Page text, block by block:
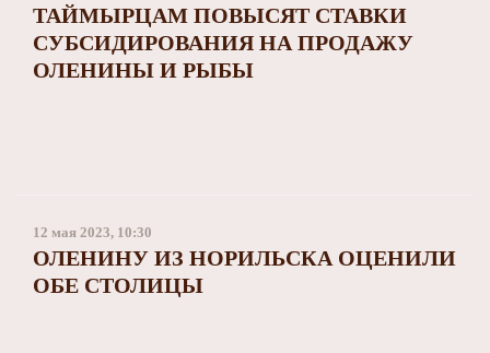
ТАЙМЫРЦАМ ПОВЫСЯТ СТАВКИ
СУБСИДИРОВАНИЯ НА ПРОДАЖУ
ОЛЕНИНЫ И РЫБЫ
12 мая 2023, 10:30
ОЛЕНИНУ ИЗ НОРИЛЬСКА ОЦЕНИЛИ
ОБЕ СТОЛИЦЫ